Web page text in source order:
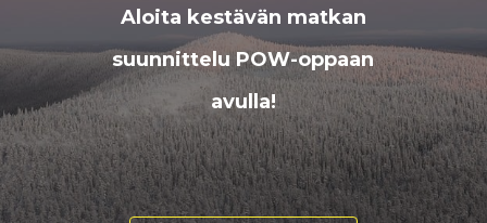
Aloita kestävän matkan
suunnittelu POW-oppaan
avulla!